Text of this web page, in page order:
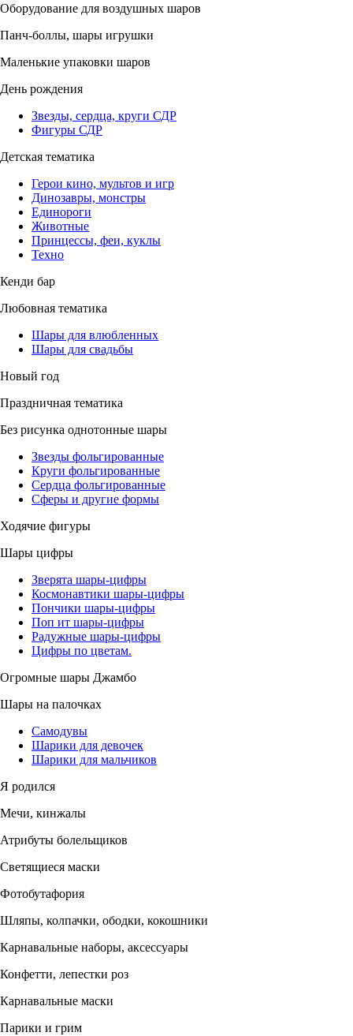
Оборудование для воздушных шаров
Панч-боллы, шары игрушки
Маленькие упаковки шаров
День рождения
Звезды, сердца, круги СДР
Фигуры СДР
Детская тематика
Герои кино, мультов и игр
Динозавры, монстры
Единороги
Животные
Принцессы, феи, куклы
Техно
Кенди бар
Любовная тематика
Шары для влюбленных
Шары для свадьбы
Новый год
Праздничная тематика
Без рисунка однотонные шары
Звезды фольгированные
Круги фольгированные
Сердца фольгированные
Сферы и другие формы
Ходячие фигуры
Шары цифры
Зверята шары-цифры
Космонавтики шары-цифры
Пончики шары-цифры
Поп ит шары-цифры
Радужные шары-цифры
Цифры по цветам.
Огромные шары Джамбо
Шары на палочках
Самодувы
Шарики для девочек
Шарики для мальчиков
Я родился
Мечи, кинжалы
Атрибуты болельщиков
Светящиеся маски
Фотобутафория
Шляпы, колпачки, ободки, кокошники
Карнавальные наборы, аксессуары
Конфетти, лепестки роз
Карнавальные маски
Парики и грим